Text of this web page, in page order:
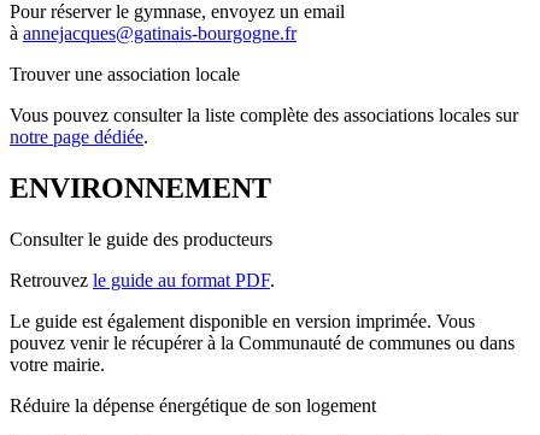
Pour réserver le gymnase, envoyez un email
à annejacques@gatinais-bourgogne.fr
Trouver une association locale
Vous pouvez consulter la liste complète des associations locales sur
notre page dédiée.
ENVIRONNEMENT
Consulter le guide des producteurs
Retrouvez le guide au format PDF.
Le guide est également disponible en version imprimée. Vous
pouvez venir le récupérer à la Communauté de communes ou dans
votre mairie.
Réduire la dépense énergétique de son logement